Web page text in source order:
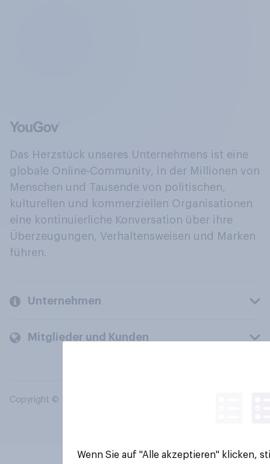
Das Herzstück unseres Unternehmens ist eine
globale Online-Community, in der Millionen von
Menschen und Tausende von politischen,
kulturellen und kommerziellen Organisationen
eine kontinuierliche Konversation über ihre
Überzeugungen, Verhaltensweisen und Marken
führen.
Unternehmen
Mitglieder und Kunden
Copyright © 2026 YouGov PLC. Alle Rechte vorbehalten.
Wenn Sie auf "Alle akzeptieren" klicken,